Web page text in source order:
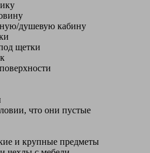
душевую кабину
щетки
что они пустые
и крупные предметы